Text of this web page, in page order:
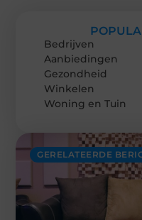
GERELATEERDE
Bedrijven
Aanbiedingen
Gezondheid
Winkelen
Woning en Tuin